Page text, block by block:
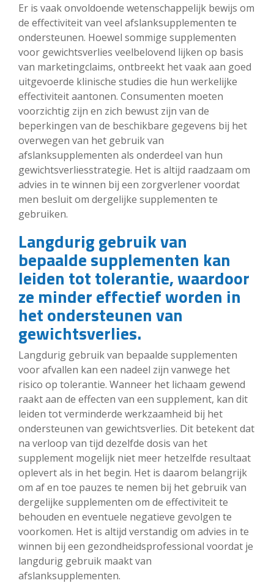
Er is vaak onvoldoende wetenschappelijk bewijs om
de effectiviteit van veel afslanksupplementen te
ondersteunen. Hoewel sommige supplementen
voor gewichtsverlies veelbelovend lijken op basis
van marketingclaims, ontbreekt het vaak aan goed
uitgevoerde klinische studies die hun werkelijke
effectiviteit aantonen. Consumenten moeten
voorzichtig zijn en zich bewust zijn van de
beperkingen van de beschikbare gegevens bij het
overwegen van het gebruik van
afslanksupplementen als onderdeel van hun
gewichtsverliesstrategie. Het is altijd raadzaam om
advies in te winnen bij een zorgverlener voordat
men besluit om dergelijke supplementen te
gebruiken.
Langdurig gebruik van
bepaalde supplementen kan
leiden tot tolerantie, waardoor
ze minder effectief worden in
het ondersteunen van
gewichtsverlies.
Langdurig gebruik van bepaalde supplementen
voor afvallen kan een nadeel zijn vanwege het
risico op tolerantie. Wanneer het lichaam gewend
raakt aan de effecten van een supplement, kan dit
leiden tot verminderde werkzaamheid bij het
ondersteunen van gewichtsverlies. Dit betekent dat
na verloop van tijd dezelfde dosis van het
supplement mogelijk niet meer hetzelfde resultaat
oplevert als in het begin. Het is daarom belangrijk
om af en toe pauzes te nemen bij het gebruik van
dergelijke supplementen om de effectiviteit te
behouden en eventuele negatieve gevolgen te
voorkomen. Het is altijd verstandig om advies in te
winnen bij een gezondheidsprofessional voordat je
langdurig gebruik maakt van
afslanksupplementen.